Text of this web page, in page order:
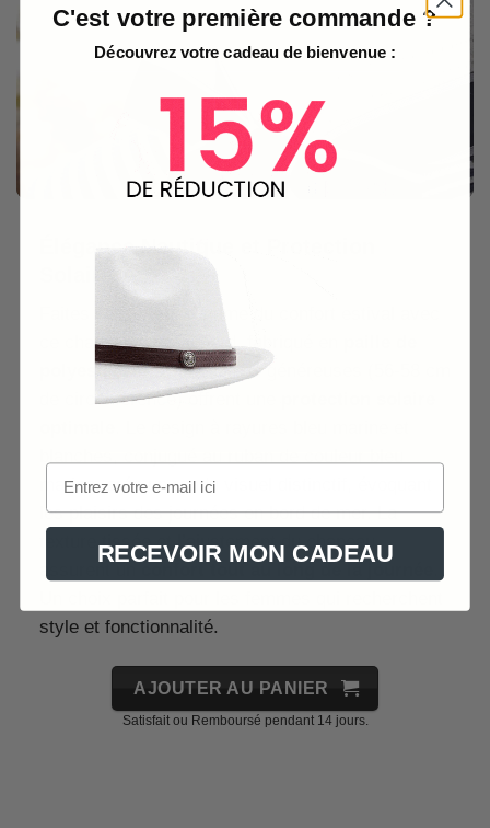
Élégance Nautique et Protection
ce chapeau à large bord, fabriqué en
polyester. Ses dimensions généreuses (56-58 cm
de circonférence) offrent une
marine, crée un rendu visuel distinctif, évoquant
les plaisirs des journées en bord de mer. La
texture tissée et l’ajustement du chapeau
style et fonctionnalité.
AJOUTER AU PANIER
Satisfait ou Remboursé pendant 14 jours.
C'est votre première commande ?
Découvrez votre cadeau de bienvenue :
RECEVOIR MON CADEAU